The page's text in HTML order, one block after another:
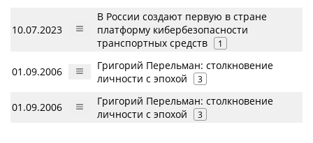
10.07.2023
В России создают первую в стране
платформу кибербезопасности
транспортных средств
1
01.09.2006
Григорий Перельман: столкновение
личности с эпохой
3
01.09.2006
Григорий Перельман: столкновение
личности с эпохой
3